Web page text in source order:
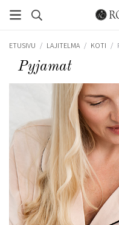
ETUSIVU / LAJITELMA / KOTI /
Pyjamat